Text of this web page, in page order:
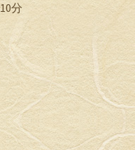
分